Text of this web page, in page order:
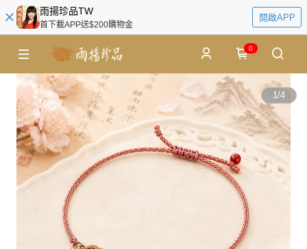
雨揚珍品TW
首下載APP送$200購物金
開啟APP
0
1/4